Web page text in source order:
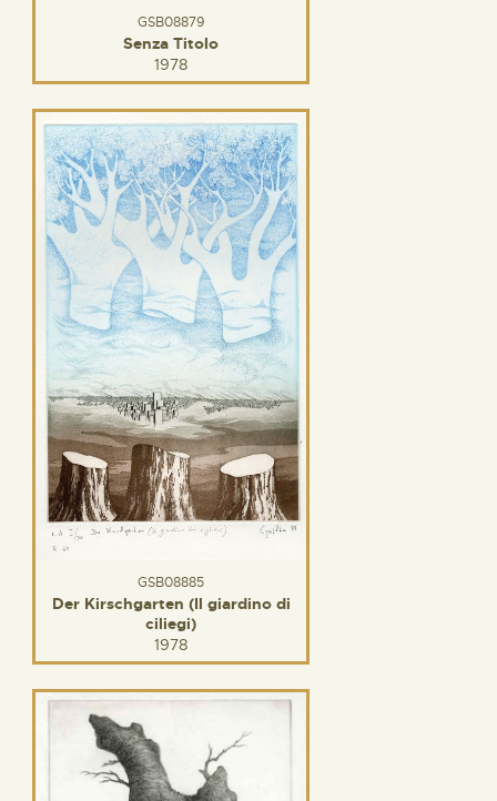
GSB08879
Senza Titolo
1978
GSB08885
Der Kirschgarten (Il giardino di
ciliegi)
1978